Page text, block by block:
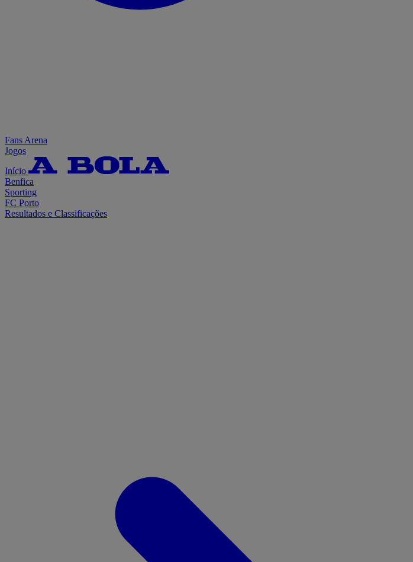
Fans Arena
Jogos
Início
Benfica
Sporting
FC Porto
Resultados e Classificações